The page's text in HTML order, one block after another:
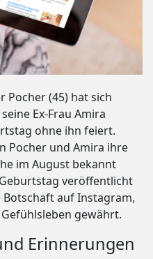
Pocher (45) hat sich
Ex-Frau Amira
ohne ihn feiert.
Pocher und Amira ihre
im August bekannt
veröffentlicht
auf Instagram,
gewährt.
Erinnerungen